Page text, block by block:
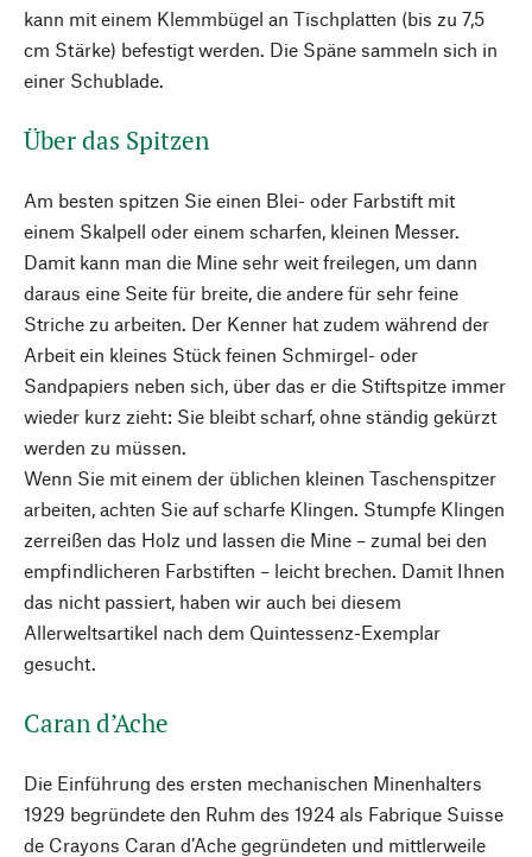
kann mit einem Klemmbügel an Tischplatten (bis zu 7,5
cm Stärke) befestigt werden. Die Späne sammeln sich in
einer Schublade.
Über das Spitzen
Am besten spitzen Sie einen Blei- oder Farbstift mit
einem Skalpell oder einem scharfen, kleinen Messer.
Damit kann man die Mine sehr weit freilegen, um dann
daraus eine Seite für breite, die andere für sehr feine
Striche zu arbeiten. Der Kenner hat zudem während der
Arbeit ein kleines Stück feinen Schmirgel- oder
Sandpapiers neben sich, über das er die Stiftspitze immer
wieder kurz zieht: Sie bleibt scharf, ohne ständig gekürzt
werden zu müssen.
Wenn Sie mit einem der üblichen kleinen Taschenspitzer
arbeiten, achten Sie auf scharfe Klingen. Stumpfe Klingen
zerreißen das Holz und lassen die Mine – zumal bei den
empfindlicheren Farbstiften – leicht brechen. Damit Ihnen
das nicht passiert, haben wir auch bei diesem
Allerweltsartikel nach dem Quintessenz-Exemplar
gesucht.
Caran d’Ache
Die Einführung des ersten mechanischen Minenhalters
1929 begründete den Ruhm des 1924 als Fabrique Suisse
de Crayons Caran d’Ache gegründeten und mittlerweile